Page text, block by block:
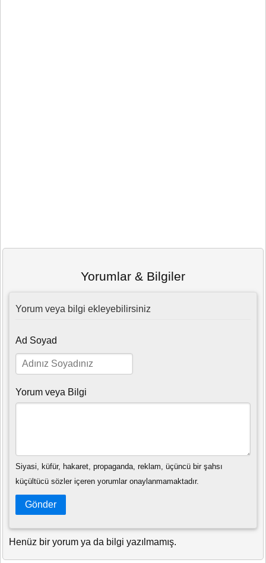
Yorumlar & Bilgiler
Yorum veya bilgi ekleyebilirsiniz
Ad Soyad
Yorum veya Bilgi
Siyasi, küfür, hakaret, propaganda, reklam, üçüncü bir şahsı
küçültücü sözler içeren yorumlar onaylanmamaktadır.
Gönder
Henüz bir yorum ya da bilgi yazılmamış.